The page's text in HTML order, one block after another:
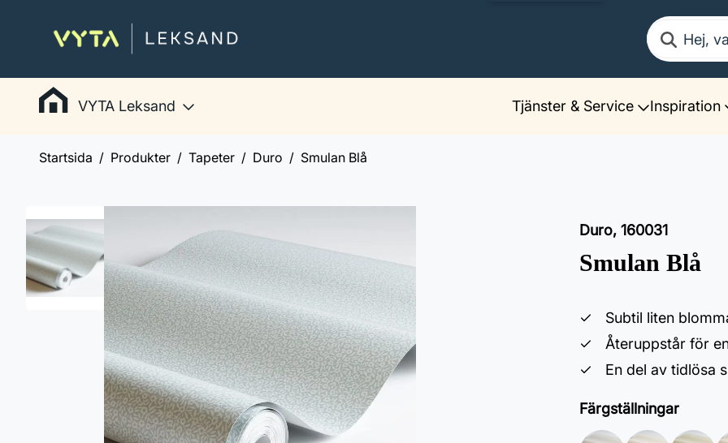
Sök
VYTA Leksand Tjänster & Service Inspiration
Startsida Produkter Tapeter Duro Smulan Blå
Duro, 160031
Smulan Blå
Subtil liten
Återuppstår för
En del av tidlösa
Färgställningar